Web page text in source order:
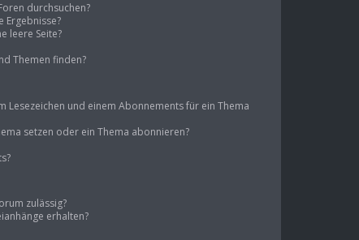
durchsuchen?
Ergebnisse?
leere Seite?
Themen finden?
Lesezeichen und einem Abonnements für ein Thema
setzen oder ein Thema abonnieren?
zulässig?
erhalten?